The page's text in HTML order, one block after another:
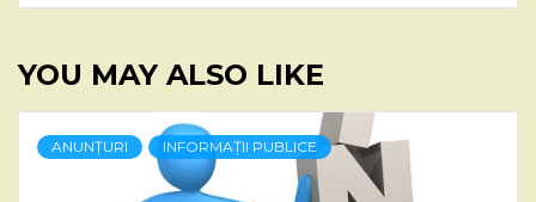
YOU MAY ALSO LIKE
ANUNȚURI INFORMAȚII PUBLICE